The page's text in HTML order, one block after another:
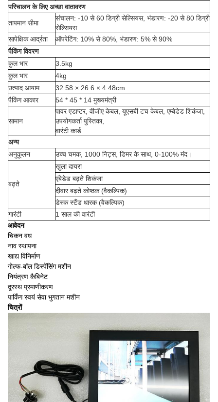
परिचालन के लिए अच्छा वातावरण
तापमान सीमा
संचालन: -10 से 60 डिग्री सेल्सियस, भंडारण: -20 से 80 डिग्री
सेल्सियस
सापेक्षिक आर्द्रता
ऑपरेटिंग: 10% से 80%, भंडारण: 5% से 90%
पैकिंग विवरण
कुल भार
3.5kg
कुल भार
4kg
उत्पाद आयाम
32.58 × 26.6 × 4.48cm
पैकिंग आकार
54 * 45 * 14 मुख्यमंत्री
सामान
पावर एडाप्टर, वीजीए केबल, यूएसबी टच केबल, एम्बेडेड शिकंजा,
उपयोगकर्ता पुस्तिका,
वारंटी कार्ड
अन्य
अनुकूलन
उच्च चमक, 1000 निट्स, डिमर के साथ, 0-100% मंद।
बढ़ते
खुला दायरा
एंबेडेड बढ़ते शिकंजा
दीवार बढ़ते कोष्ठक (वैकल्पिक)
डेस्क स्टैंड धारक (वैकल्पिक)
गारंटी
1 साल की वारंटी
आवेदन
चिकन वध
नाव स्थापना
खाद्य विनिर्माण
गोल्फ-बॉल डिस्पेंसिंग मशीन
नियंत्रण कैबिनेट
दूरस्थ प्रमाणीकरण
पार्किंग स्वयं सेवा भुगतान मशीन
चित्रों